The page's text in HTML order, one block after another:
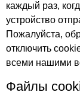
каждый раз,
устройство
Пожалуйста,
отключить
всеми нашими
Файлы